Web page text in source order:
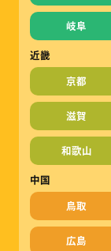
岐阜
近畿
京都
滋賀
和歌山
中国
鳥取
広島